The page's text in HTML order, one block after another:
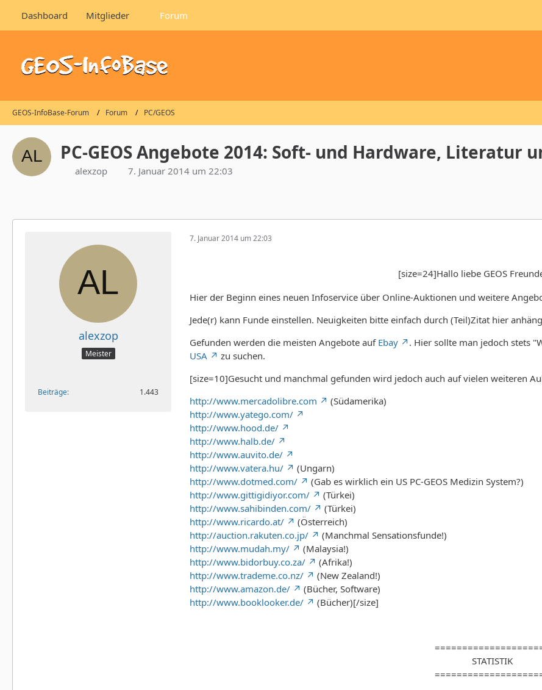
Dashboard Mitglieder Forum
GEOS-InfoBase-Forum Forum PC/GEOS
PC-GEOS Angebote 2014: Soft- und Hardware, Literatur
alexzop 7. Januar 2014 um 22:03
alexzop
Meister
Beiträge 1.443
7. Januar 2014 um 22:03
[size=24]Hallo liebe GEOS
Hier der Beginn eines neuen Infoservice über Online-Auktionen und weitere
Jede(r) kann Funde einstellen. Neuigkeiten bitte einfach durch (Teil)Zitat hier
Gefunden werden die meisten Angebote auf Ebay . Hier sollte man jedoch stets
USA
zu suchen.
[size=10]Gesucht und manchmal gefunden wird jedoch auch auf vielen weiteren
http://www.mercadolibre.com
(Südamerika)
http://www.yatego.com/
http://www.hood.de/
http://www.halb.de/
http://www.auvito.de/
http://www.vatera.hu/
(Ungarn)
http://www.dotmed.com/
(Gab es wirklich ein US PC-GEOS Medizin System?)
http://www.gittigidiyor.com/
(Türkei)
http://www.sahibinden.com/
(Türkei)
http://www.ricardo.at/
(Österreich)
http://auction.rakuten.co.jp/
(Manchmal Sensationsfunde!)
http://www.mudah.my/
(Malaysia!)
http://www.bidorbuy.co.za/
(Afrika!)
http://www.trademe.co.nz/
(New Zealand!)
http://www.amazon.de/
(Bücher, Software)
http://www.booklooker.de/
(Bücher)[/size]
STATISTIK